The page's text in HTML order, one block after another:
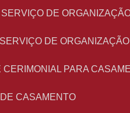
SERVIÇO DE
SERVIÇO DE
CERIMONIAL PARA
DE CASAMENTO